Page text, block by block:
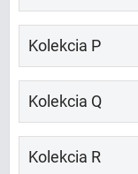
Kolekcia P
Kolekcia Q
Kolekcia R